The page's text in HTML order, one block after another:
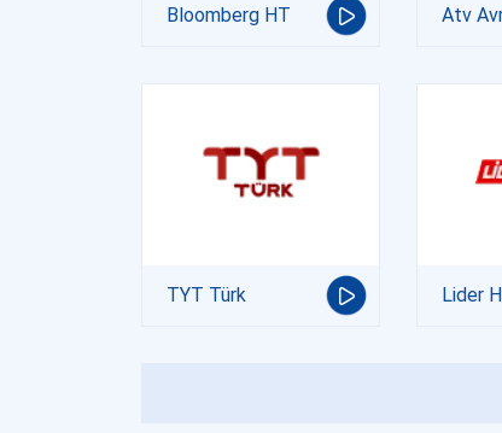
Bloomberg HT Atv
TYT Türk Lider